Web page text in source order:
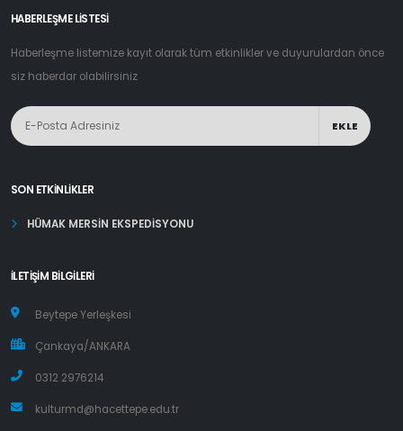
HABERLEŞME LİSTESİ
Haberleşme listemize kayıt olarak tüm etkinlikler ve duyurulardan önce
siz haberdar olabilirsiniz
EKLE
SON ETKINLIKLER
HÜMAK MERSİN EKSPEDİSYONU
İLETIŞIM BILGILERI
Beytepe Yerleşkesi
Çankaya/ANKARA
0312 2976214
kulturmd@hacettepe.edu.tr